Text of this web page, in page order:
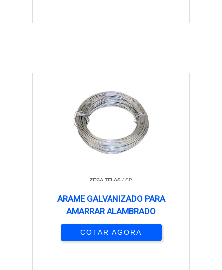
ZECA TELAS / SP
ARAME GALVANIZADO PARA
AMARRAR ALAMBRADO
COTAR AGORA